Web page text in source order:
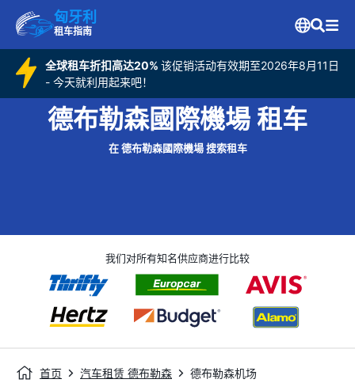
匈牙利
租车指南
全球租车折扣高达20% 该促销活动有效期至2026年8月11日
- 今天就利用起来吧！
德布勒森國際機場 租车
在 德布勒森國際機場 搜索租车
我们对所有知名供应商进行比较
首页 汽车租赁 德布勒森 德布勒森机场